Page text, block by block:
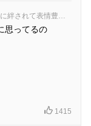
思ってるの
1415